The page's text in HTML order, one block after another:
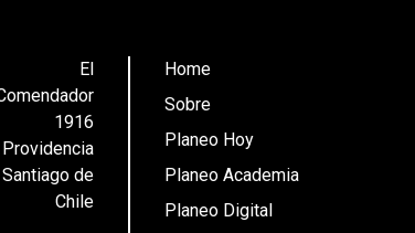
El
1916
Providencia
Santiago de
Chile
Home
Sobre
Planeo Hoy
Planeo Academia
Planeo Digital